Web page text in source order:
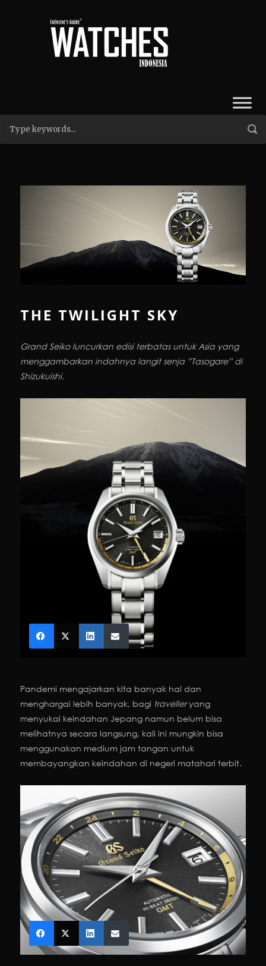
THE TWILIGHT SKY
Grand Seiko luncurkan edisi terbatas untuk Asia yang
menggambarkan indahnya langit senja ”Tasogare” di
Shizukuishi.
Pandemi mengajarkan kita banyak hal dan
menghargai lebih banyak, bagi travelleryang
menyukai keindahan Jepang namun belum bisa
melihatnya secara langsung, kali ini mungkin bisa
menggunakan medium jam tangan untuk
membayangkan keindahan di negeri matahari terbit.